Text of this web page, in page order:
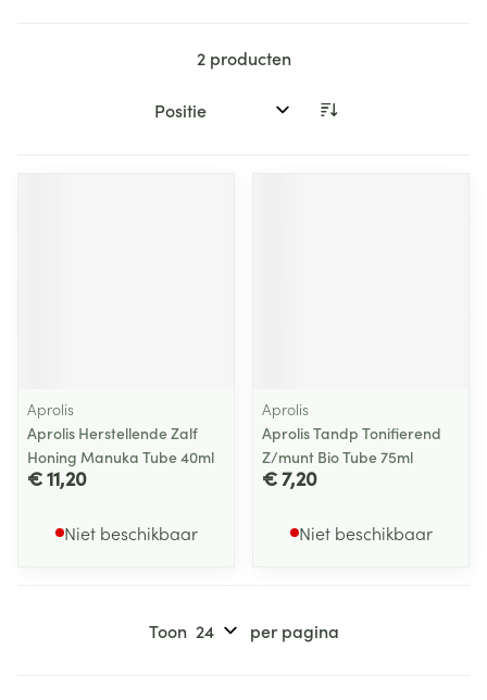
2producten
Sorteer op:
Aprolis
Aprolis Herstellende Zalf
Honing Manuka Tube 40ml
€ 11,20
Niet beschikbaar
Aprolis
Aprolis Tandp Tonifierend
Z/munt Bio Tube 75ml
€ 7,20
Niet beschikbaar
Toon per pagina